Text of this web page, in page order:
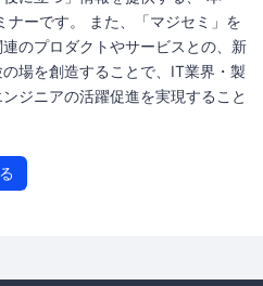
ナーです。 また、「マジセミ」を
のプロダクトやサービスとの、新
場を創造することで、IT業界・製
ジニアの活躍促進を実現すること